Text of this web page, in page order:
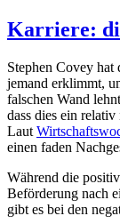
Karriere:
Stephen Covey hat
jemand erklimmt,
falschen Wand
dass dies ein
Laut
einen faden
Während die
Beförderung nach
gibt es bei den